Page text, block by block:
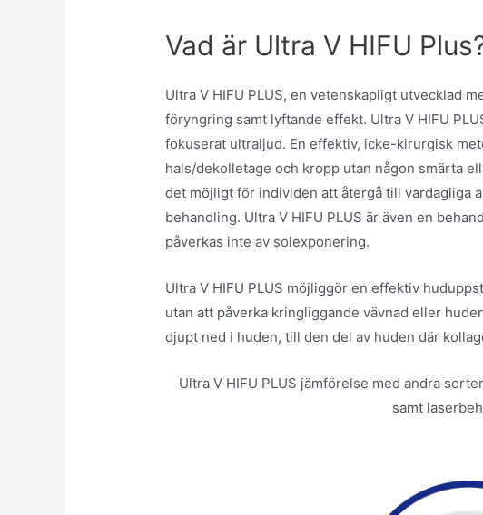
Vad är Ultra V HIFU
Ultra V HIFU PLUS, en vetenskapligt utvecklad
föryngring samt lyftande effekt. Ultra V HIFU
fokuserat ultraljud. En effektiv, icke-kirurgisk
hals/dekolletage och kropp utan någon smärta
det möjligt för individen att återgå till vardagliga
behandling. Ultra V HIFU PLUS är även en
påverkas inte av solexponering.
Ultra V HIFU PLUS möjliggör en effektiv
utan att påverka kringliggande vävnad eller
djupt ned i huden, till den del av huden där
Ultra V HIFU PLUS jämförelse med andra
samt